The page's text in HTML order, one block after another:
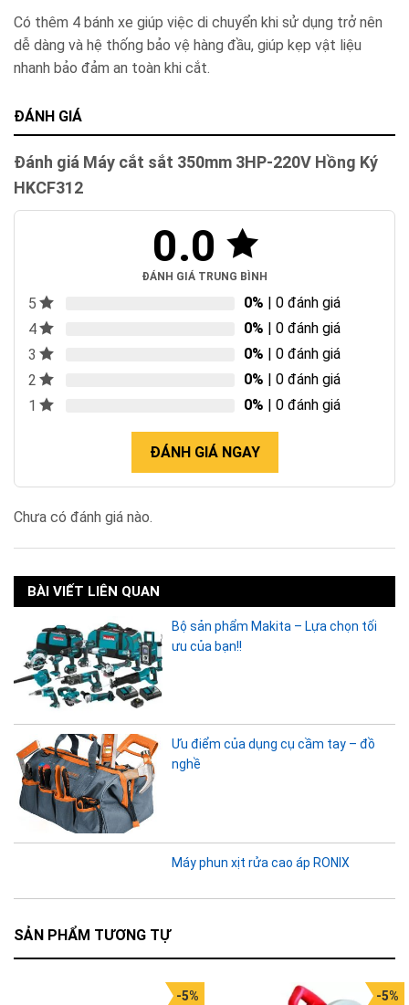
Có thêm 4 bánh xe giúp việc di chuyển khi sử dụng trở nên
dễ dàng và hệ thống bảo vệ hàng đầu, giúp kẹp vật liệu
nhanh bảo đảm an toàn khi cắt.
ĐÁNH GIÁ
Đánh giá Máy cắt sắt 350mm 3HP-220V Hồng Ký
HKCF312
0.0
ĐÁNH GIÁ TRUNG BÌNH
5 0% | 0 đánh giá
4
0% | 0 đánh giá
3
0% | 0 đánh giá
2
0% | 0 đánh giá
1
0% | 0 đánh giá
ĐÁNH GIÁ NGAY
Chưa có đánh giá nào.
BÀI VIẾT LIÊN QUAN
Bộ sản phẩm Makita – Lựa chọn tối
ưu của bạn!!
Ưu điểm của dụng cụ cầm tay – đồ
nghề
Máy phun xịt rửa cao áp RONIX
SẢN PHẨM TƯƠNG TỰ
-5% -5%